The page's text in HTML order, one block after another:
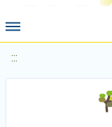
:::